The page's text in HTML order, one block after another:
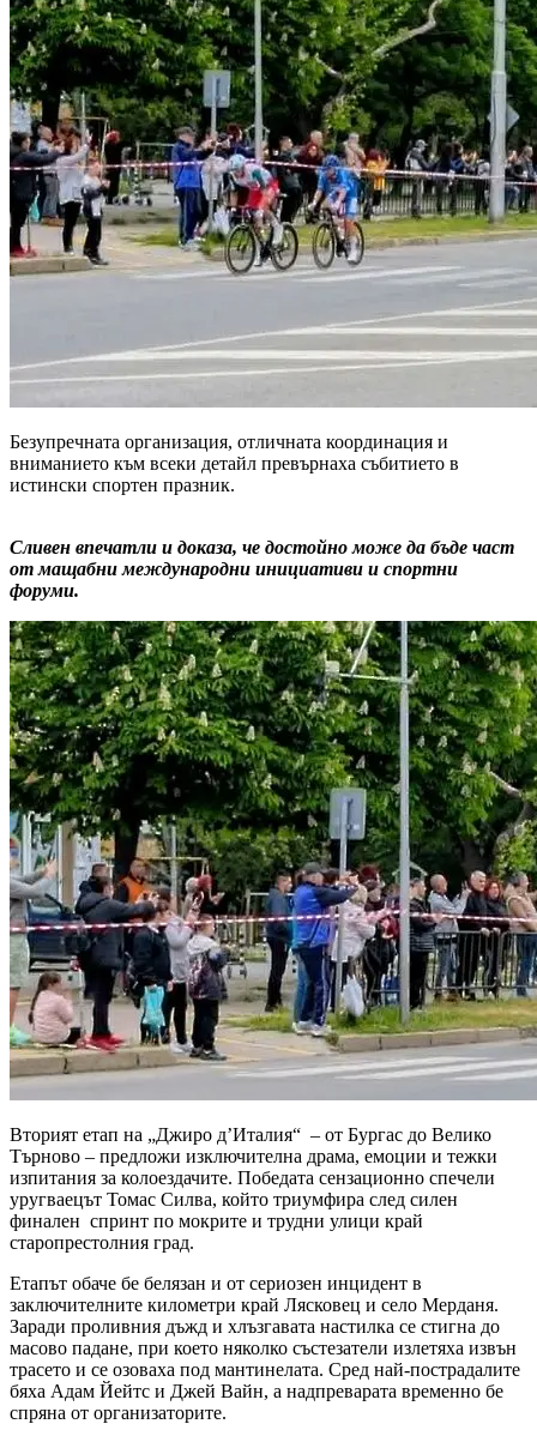
Безупречната организация, отличната координация и
вниманието към всеки детайл превърнаха събитието в
истински спортен празник.
Сливен впечатли и доказа, че достойно може да бъде част
от мащабни международни инициативи и спортни
форуми.
Вторият етап на „Джиро д’Италия“ – от Бургас до Велико
Търново – предложи изключителна драма, емоции и тежки
изпитания за колоездачите. Победата сензационно спечели
уругваецът Томас Силва, който триумфира след силен
финален спринт по мокрите и трудни улици край
старопрестолния град.
Етапът обаче бе белязан и от сериозен инцидент в
заключителните километри край Лясковец и село Мерданя.
Заради проливния дъжд и хлъзгавата настилка се стигна до
масово падане, при което няколко състезатели излетяха извън
трасето и се озоваха под мантинелата. Сред най-пострадалите
бяха Адам Йейтс и Джей Вайн, а надпреварата временно бе
спряна от организаторите.